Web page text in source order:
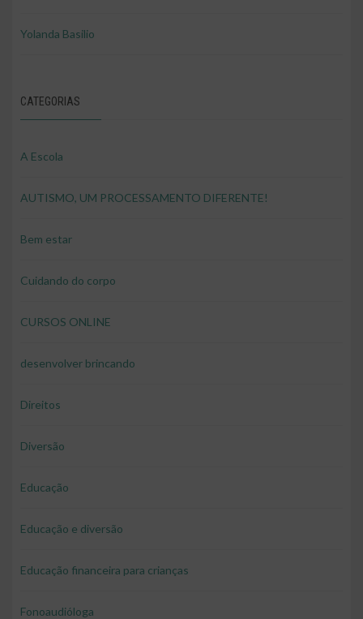
Yolanda Basilio
CATEGORIAS
A Escola
AUTISMO, UM PROCESSAMENTO DIFERENTE!
Bem estar
Cuidando do corpo
CURSOS ONLINE
desenvolver brincando
Direitos
Diversão
Educação
Educação e diversão
Educação financeira para crianças
Fonoaudióloga